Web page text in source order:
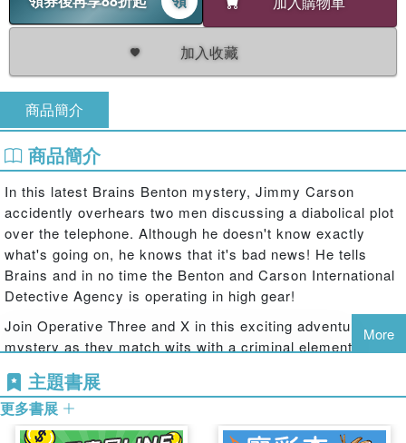
加入收藏
商品簡介
商品簡介
In this latest Brains Benton mystery, Jimmy Carson
accidently overhears two men discussing a diabolical plot
over the telephone. Although he doesn't know exactly
what's going on, he knows that it's bad news! He tells
Brains and in no time the Benton and Carson International
Detective Agency is operating in high gear!
Join Operative Three and X in this exciting adventure-
mystery as they match wits with a criminal element that
The cover art and illustrations are by Shannon Stirweis,
who was the original artist for the late 1960s paperback
versions of, "The Case of the Missing Message," and "The
More
主題書展
更多書展